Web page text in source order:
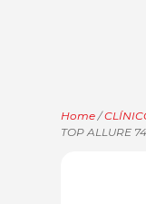
Home /
TOP ALLURE